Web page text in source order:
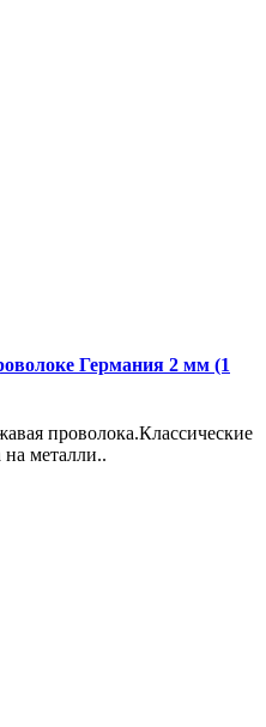
Германия 2 мм (1
проволока.Классические
на металли..